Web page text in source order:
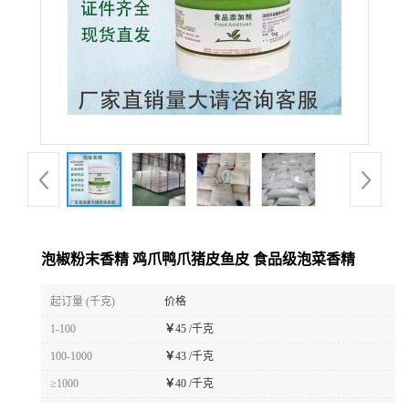
泡椒粉末香精 鸡爪鸭爪猪皮鱼皮 食品级泡菜香精
起订量 (千克) 价格
1-100 ￥45 /千克
100-1000 ￥43 /千克
≥1000 ￥40 /千克